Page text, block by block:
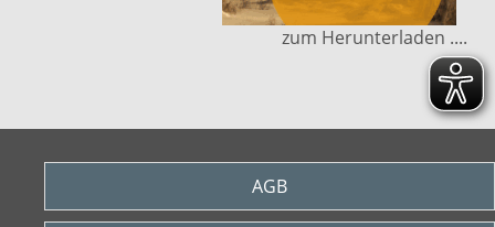
zum Herunterladen ....
AGB